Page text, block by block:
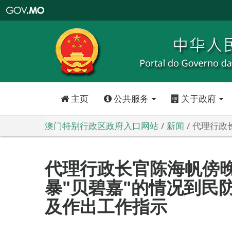
特
政
区
政
口
主页 公共服务 关于政府
澳门特别行政区政府入口网站 新闻 代理行政
代理行政长官陈海帆傍
暴"贝碧嘉"的情况到民
及作出工作指示